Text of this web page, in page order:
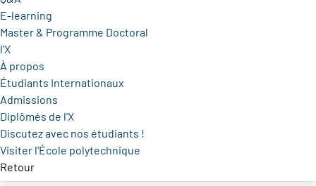
E-learning
Master & Programme Doctoral
l'X
À propos
Étudiants Internationaux
Admissions
Diplômés de l'X
Discutez avec nos étudiants !
Visiter l'École polytechnique
Retour